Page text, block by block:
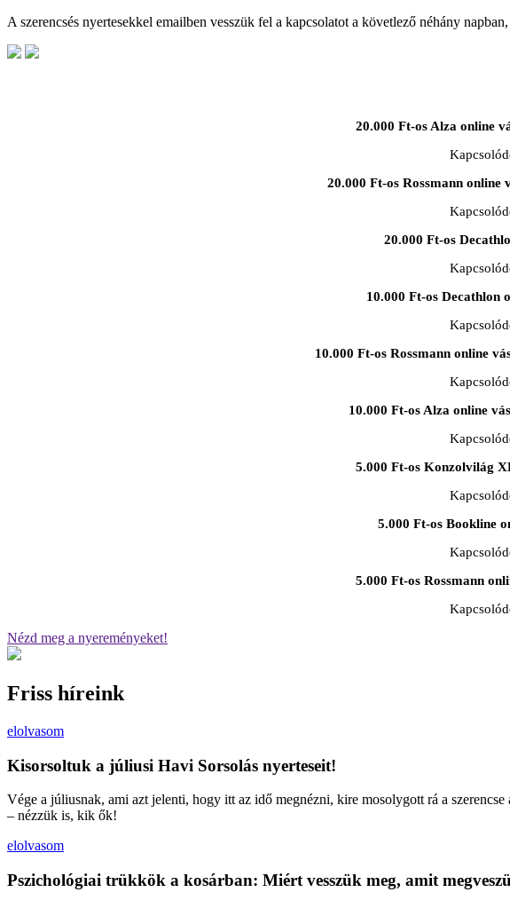
A szerencsés nyertesekkel emailben vesszük fel a kapcsolatot a követlező néhány
20.000 Ft-os Alza online
20.000 Ft-os Rossmann online
20.000 Ft-os
10.000 Ft-os Decathlon
10.000 Ft-os Rossmann online
10.000 Ft-os Alza online
5.000 Ft-os Konzolvilág
5.000 Ft-os Bookline
5.000 Ft-os Rossmann
Nézd meg a nyereményeket!
Friss híreink
elolvasom
Kisorsoltuk a júliusi Havi Sorsolás nyerteseit!
Vége a júliusnak, ami azt jelenti, hogy itt az idő megnézni, kire mosolygott rá a
– nézzük is, kik ők!
elolvasom
Pszichológiai trükkök a kosárban: Miért vesszük meg, amit